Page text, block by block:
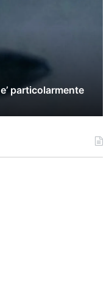
particolarmente